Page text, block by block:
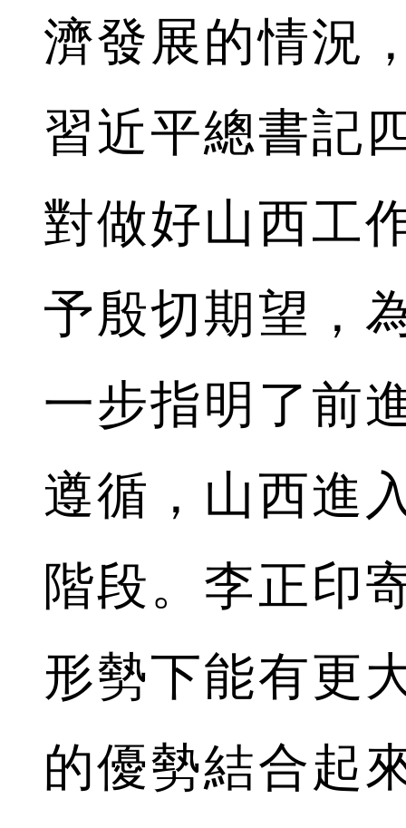
濟發展的情況
習近平總書記
對做好山西工
予殷切期望，
一步指明了前
遵循，山西進
階段。李正印
形勢下能有更
的優勢結合起